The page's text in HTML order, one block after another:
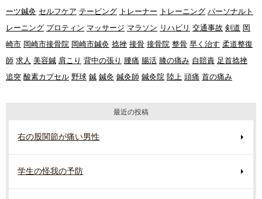
ーツ鍼灸 セルフケア テーピング トレーナー トレーニング パーソナルト
レーニング プロティン マッサージ マラソン リハビリ 交通事故 剣道 岡
崎市 岡崎市接骨院 岡崎市鍼灸 捻挫 接骨 接骨院 整骨 早く治す 柔道整復
師 求人 美容鍼 肩こり 背中の張り 腰痛 腸活 膝の痛み 自賠責 足首捻挫
追突 酸素カプセル 野球 鍼 鍼灸 鍼灸師 鍼灸院 陸上 頭痛 首の痛み
最近の投稿
右の股関節が痛い男性
学生の怪我の予防